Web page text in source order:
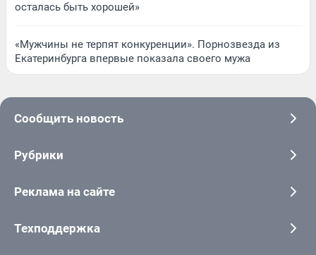
осталась быть хорошей»
«Мужчины не терпят конкуренции». Порнозвезда из
Екатеринбурга впервые показала своего мужа
Сообщить новость
Рубрики
Реклама на сайте
Техподдержка